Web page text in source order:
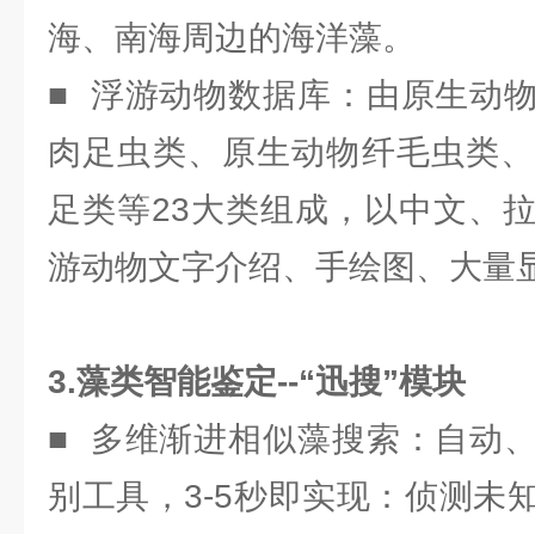
海、南海周边的海洋藻。
■ 浮游动物数据库：由原生动
肉足虫类、原生动物纤毛虫类
足类等23大类组成，以中文、
游动物文字介绍、手绘图、大量
3.藻类智能鉴定--“迅搜”模块
■ 多维渐进相似藻搜索：自动
别工具，3-5秒即实现：侦测未